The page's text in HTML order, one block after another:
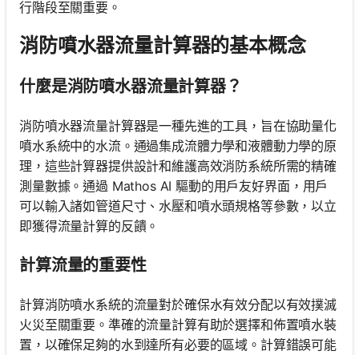
行階段至關重要。
消防噴水器流量計算器的基本概念
什麼是消防噴水器流量計算器？
消防噴水器流量計算器是一種先進的工具，旨在協助量化
噴水系統中的水流。通過集成流體力學和液體動力學的原
理，這些計算器提供設計和維護高效消防系統所需的精確
測量數據。通過 Mathos AI 驅動的用戶友好界面，用戶
可以輸入諸如管道尺寸、水壓和噴水頭規格等參數，以立
即獲得流量計算的反饋。
計算流量的重要性
計算消防噴水系統的流量對於確保水有效分配以有效撲滅
火災至關重要。準確的流量計算有助於選擇和佈置噴水裝
置，以確保足夠的水到達所有必要的區域。計算錯誤可能